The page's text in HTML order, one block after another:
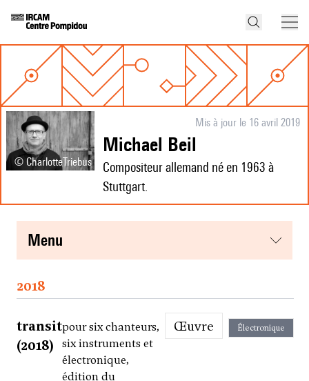
© CharlotteTriebus
Mis à jour le 16 avril 2019
Michael Beil
Compositeur allemand né en 1963 à
Stuttgart.
menu
2018
transit
(2018)
pour six chanteurs,
six instruments et
électronique,
édition du
Œuvre Électronique